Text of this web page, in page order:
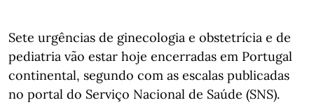
Sete urgências de ginecologia e obstetrícia e de
pediatria vão estar hoje encerradas em Portugal
continental, segundo com as escalas publicadas
no portal do Serviço Nacional de Saúde (SNS).